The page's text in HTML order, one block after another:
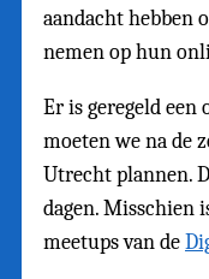
aandacht hebben
nemen op hun
Er is geregeld
moeten we na de
Utrecht plannen.
dagen. Misschien
meetups van de